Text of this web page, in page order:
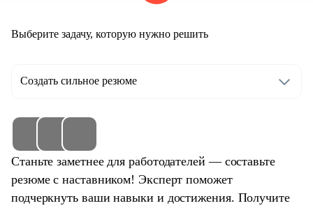
Выберите задачу, которую нужно решить
Создать сильное резюме
Станьте заметнее для работодателей — составьте
резюме с наставником! Эксперт поможет
подчеркнуть ваши навыки и достижения. Получите